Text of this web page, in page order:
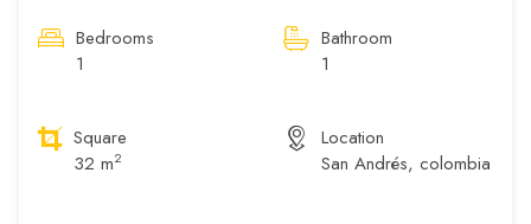
Bedrooms
1
Bathroom
1
Square
32 m2
Location
San Andrés, colombia